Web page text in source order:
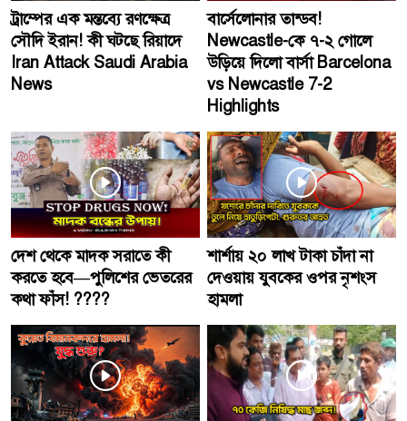
ট্রাম্পের এক মন্তব্যে রণক্ষেত্র
সৌদি ইরান! কী ঘটছে রিয়াদে
Iran Attack Saudi Arabia
News
বার্সেলোনার তান্ডব!
Newcastle-কে ৭-২ গোলে
উড়িয়ে দিলো বার্সা Barcelona
vs Newcastle 7-2
Highlights
দেশ থেকে মাদক সরাতে কী
করতে হবে—পুলিশের ভেতরের
কথা ফাঁস! ????
শার্শায় ২০ লাখ টাকা চাঁদা না
দেওয়ায় যুবকের ওপর নৃশংস
হামলা